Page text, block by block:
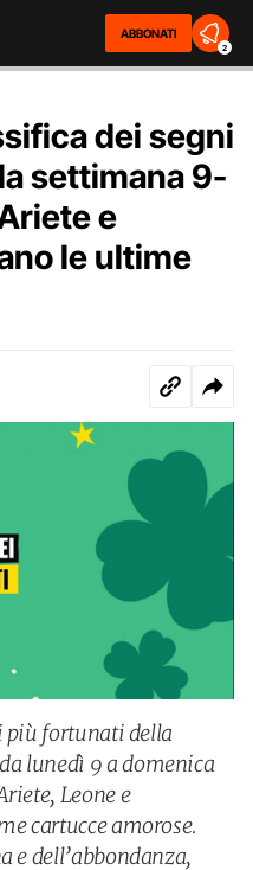
ABBONATI
2
dei segni
settimana 9-
e
le ultime
più fortunati della
lunedì 9 a domenica
Leone e
cartucce amorose.
e dell’abbondanza,